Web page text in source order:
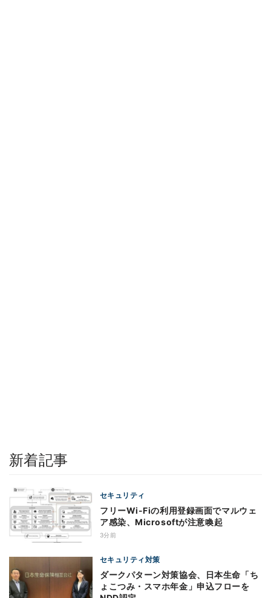
新着記事
セキュリティ
フリーWi-Fiの利用登録画面でマルウェ
ア感染、Microsoftが注意喚起
3分前
セキュリティ対策
ダークパターン対策協会、日本生命「ち
ょこつみ・スマホ年金」申込フローを